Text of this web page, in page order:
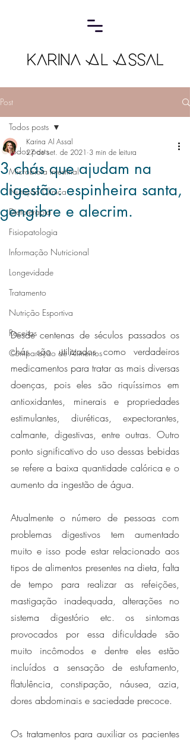
Post
Todos posts
Microbiota Intestinal
Nutrição Clínica
Dietoterapia
Fisiopatologia
Informação Nutricional
Longevidade
Tratamento
Nutrição Esportiva
Receitas
Comparação de Alimentos
Todos posts
3 chás que ajudam na
digestão: espinheira santa,
gengibre e alecrim.
Karina Al Assal
27 de set. de 2021 3 min de leitura
Desde centenas de séculos passados os
chás são utilizados como verdadeiros
medicamentos para tratar as mais diversas
doenças, pois eles são riquíssimos em
antioxidantes, minerais e propriedades
estimulantes, diuréticas, expectorantes,
calmante, digestivas, entre outras. Outro
ponto significativo do uso dessas bebidas
se refere a baixa quantidade calórica e o
aumento da ingestão de água.
Atualmente o número de pessoas com
problemas digestivos tem aumentado
muito e isso pode estar relacionado aos
tipos de alimentos presentes na dieta, falta
de tempo para realizar as refeições,
mastigação inadequada, alterações no
sistema digestório etc. os sintomas
provocados por essa dificuldade são
muito incômodos e dentre eles estão
incluídos a sensação de estufamento,
flatulência, constipação, náusea, azia,
dores abdominais e saciedade precoce.
Os tratamentos para auxiliar os pacientes